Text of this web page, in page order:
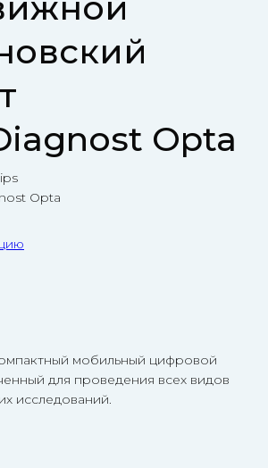
Opta
Opta
мобильный цифровой
для проведения всех видов
исследований.